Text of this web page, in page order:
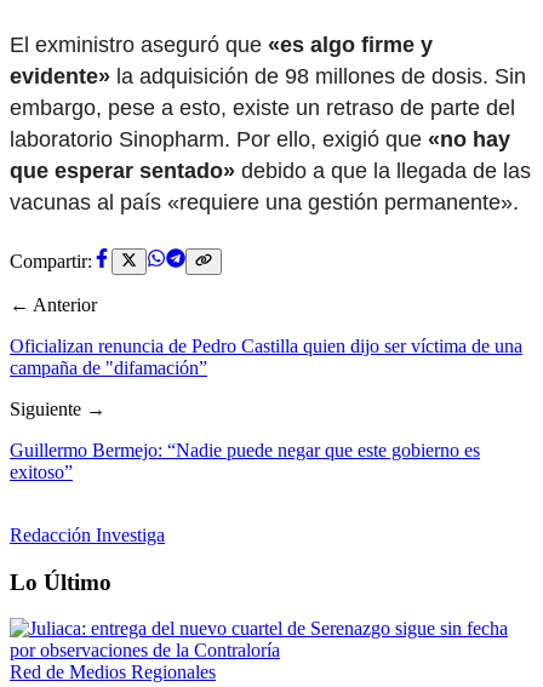
El exministro aseguró que «es algo firme y
evidente» la adquisición de 98 millones de dosis. Sin
embargo, pese a esto, existe un retraso de parte del
laboratorio Sinopharm. Por ello, exigió que «no hay
que esperar sentado» debido a que la llegada de las
vacunas al país «requiere una gestión permanente».
Compartir:
← Anterior
Oficializan renuncia de Pedro Castilla quien dijo ser víctima de una
campaña de "difamación”
Siguiente →
Guillermo Bermejo: “Nadie puede negar que este gobierno es
exitoso”
Redacción Investiga
Lo Último
Red de Medios Regionales